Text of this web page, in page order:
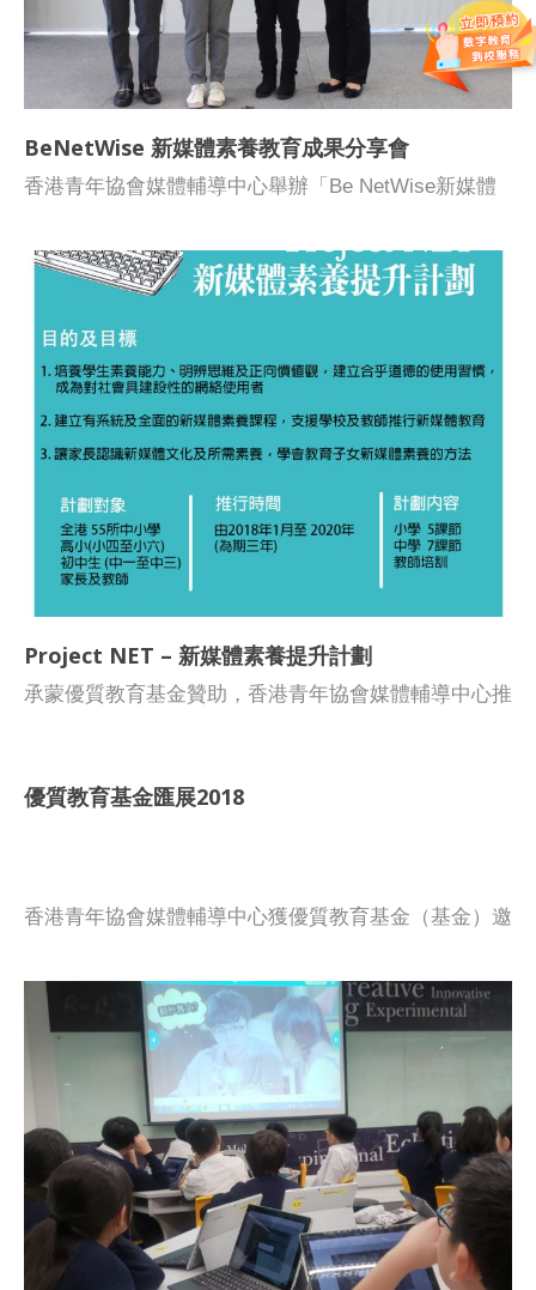
BeNetWise 新媒體素養教育成果分享會
香港青年協會媒體輔導中心舉辦「Be NetWise新媒體
院副教授朱順慈博士、香港大學教育學院朱啟華副教授
分享計劃成效、樂善堂余近卿中學文可為副校長、浸信
教育的策略。
Project NET – 新媒體素養提升計劃
承蒙優質教育基金贊助，香港青年協會媒體輔導中心推
判思考、分析力、正確價值觀和責任感等，使他們面對
造者。有關中學及小學課程計劃詳情，請參閱計劃內
2788 3433 與本會青年工作幹事陳英杰先生聯絡及查
詢。
優質教育基金匯展2018
香港青年協會媒體輔導中心獲優質教育基金（基金）邀
學（西九龍）舉行的「優質教育基金匯展2018」，分
享「Be NetWise 新媒體素養教育計劃」，展示新媒體
素養教育的互動教材和實踐策略，並與教師交流新媒體
素養教育的推行心得。